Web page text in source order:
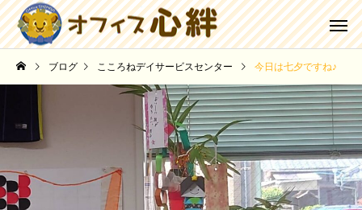
ブログ こころねデイサービスセンター 今日は七夕ですね♪